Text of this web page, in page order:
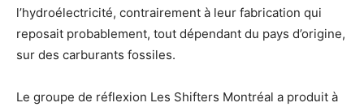
l’hydroélectricité, contrairement à leur fabrication qui
reposait probablement, tout dépendant du pays d’origine,
sur des carburants fossiles.
Le groupe de réflexion Les Shifters Montréal a produit à